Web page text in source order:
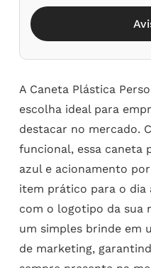
A Caneta Plástica
escolha ideal para
destacar no mercado.
funcional, essa caneta
azul e acionamento
item prático para o dia
com o logotipo da sua
um simples brinde em
de marketing,